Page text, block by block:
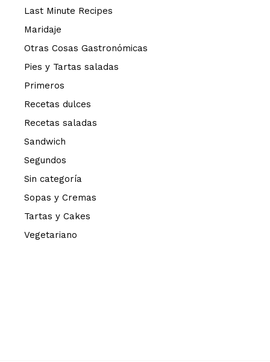
Last Minute Recipes
Maridaje
Otras Cosas Gastronómicas
Pies y Tartas saladas
Primeros
Recetas dulces
Recetas saladas
Sandwich
Segundos
Sin categoría
Sopas y Cremas
Tartas y Cakes
Vegetariano